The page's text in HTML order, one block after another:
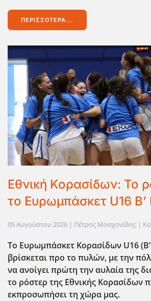
ΠΕΡΙΣΣΌΤΕΡΑ...
Εθνική Κορασίδων: Το
το Ευρωμπάσκετ U16
05 Αυγούστου 2026 | Πέτρος Μοσχονίδης |
Το Ευρωμπάσκετ Κορασίδων U16
βρίσκεται προ το πυλών, με την
να ανοίγει πρώτη την αυλαία της
το ρόστερ της Εθνικής Κορασίδων
εκπροσωπήσει τη χώρα μας.